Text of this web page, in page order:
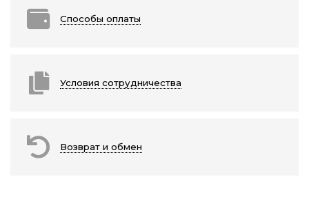
Способы оплаты
Условия сотрудничества
Возврат и обмен